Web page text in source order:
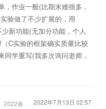
，作业一般(比期末难很多，
验做了不少扩展的，用
新功能(无加分功能，个人
C实验的框架确实质量比较
同学重写(我多次询问老师，
2022春 2022年7月13日 02:57